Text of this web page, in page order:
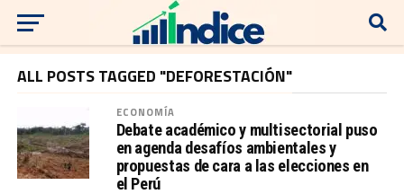
ALL POSTS TAGGED "DEFORESTACIÓN"
ECONOMÍA
Debate académico y multisectorial puso
en agenda desafíos ambientales y
propuestas de cara a las elecciones en
el Perú